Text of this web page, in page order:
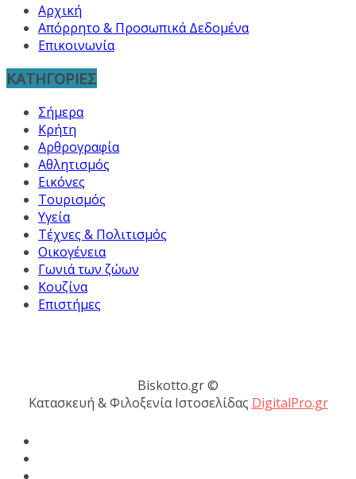
Αρχική
Απόρρητο & Προσωπικά Δεδομένα
Επικοινωνία
ΚΑΤΗΓΟΡΙΕΣ
Σήμερα
Κρήτη
Αρθρογραφία
Αθλητισμός
Εικόνες
Τουρισμός
Υγεία
Τέχνες & Πολιτισμός
Οικογένεια
Γωνιά των ζώων
Κουζίνα
Επιστήμες
Biskotto.gr ©
Κατασκευή & Φιλοξενία Ιστοσελίδας DigitalPro.gr